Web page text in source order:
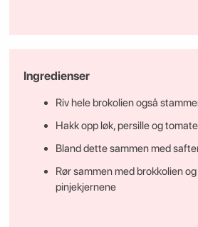
Ingredienser
Riv hele brokolien også
Hakk opp løk, persille og
Bland dette sammen med
Rør sammen med brokkolien
pinjekjernene